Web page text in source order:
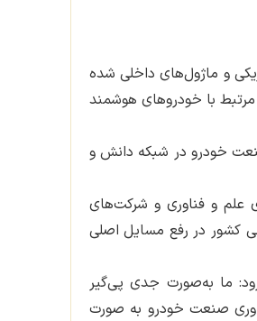
و ماژول‌های داخلی شده
با خودروهای هوشمند
خودرو در شبکه‌ دانش و
علم و فناوری و شرکت‌های
کشور در رفع مسایل اصلی
ما به‌صورت جدی پی‌گیر
صنعت خودرو به صورت